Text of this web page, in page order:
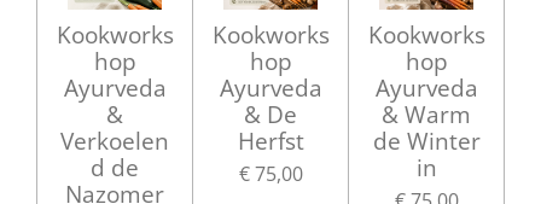
Kookworks
hop
Ayurveda
&
Verkoelen
d de
Nazomer
Kookworks
hop
Ayurveda
& De
Herfst
€ 75,00
Kookworks
hop
Ayurveda
& Warm
de Winter
in